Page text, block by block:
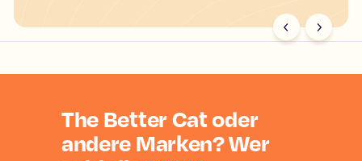
The Better Cat oder
andere Marken? Wer